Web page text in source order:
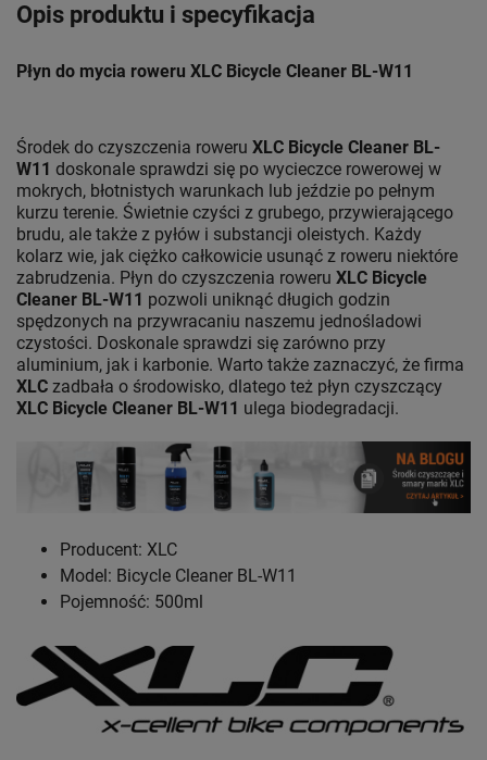
Opis produktu i specyfikacja
Płyn do mycia roweru XLC Bicycle Cleaner BL-W11
Środek do czyszczenia roweru XLC Bicycle Cleaner BL-
W11 doskonale sprawdzi się po wycieczce rowerowej w
mokrych, błotnistych warunkach lub jeździe po pełnym
kurzu terenie. Świetnie czyści z grubego, przywierającego
brudu, ale także z pyłów i substancji oleistych. Każdy
kolarz wie, jak ciężko całkowicie usunąć z roweru niektóre
zabrudzenia. Płyn do czyszczenia roweru XLC Bicycle
Cleaner BL-W11 pozwoli uniknąć długich godzin
spędzonych na przywracaniu naszemu jednośladowi
czystości. Doskonale sprawdzi się zarówno przy
aluminium, jak i karbonie. Warto także zaznaczyć, że firma
XLC zadbała o środowisko, dlatego też płyn czyszczący
XLC Bicycle Cleaner BL-W11 ulega biodegradacji.
Producent: XLC
Model: Bicycle Cleaner BL-W11
Pojemność: 500ml